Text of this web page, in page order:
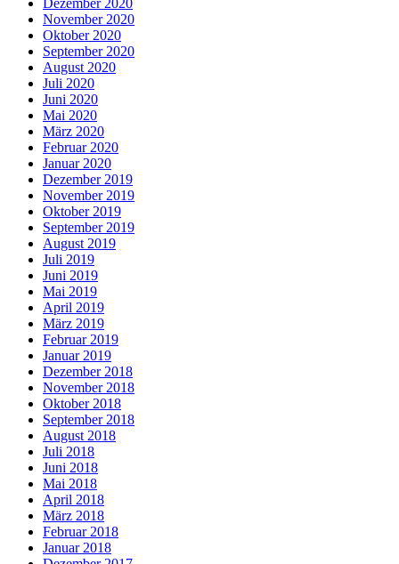
November 2020
Oktober 2020
September 2020
August 2020
Juli 2020
Juni 2020
Mai 2020
März 2020
Februar 2020
Januar 2020
Dezember 2019
November 2019
Oktober 2019
September 2019
August 2019
Juli 2019
Juni 2019
Mai 2019
April 2019
März 2019
Februar 2019
Januar 2019
Dezember 2018
November 2018
Oktober 2018
September 2018
August 2018
Juli 2018
Juni 2018
Mai 2018
April 2018
März 2018
Februar 2018
Januar 2018